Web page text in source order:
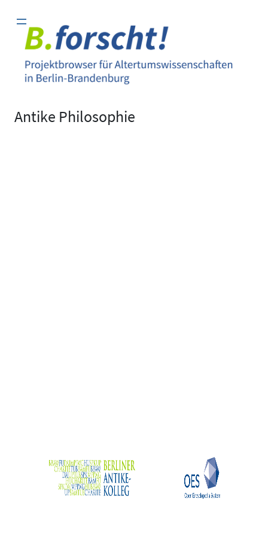
Inhalt
springen
Antike Philosophie